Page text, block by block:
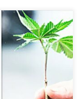
zasiedla
całkowicie